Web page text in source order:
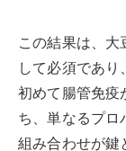
この結果は、大
して必須であ
初めて腸管免疫
ち、単なるプロ
組み合わせが鍵